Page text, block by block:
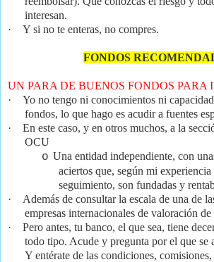
interesan.
·
Y si no te enteras, no compres.
FONDOS
UN PARA DE BUENOS FONDOS PARA
·
Yo no tengo ni conocimientos ni
fondos, lo que hago es acudir a fuentes
·
En este caso, y en otros muchos, a la
OCU
o Una entidad independiente, con
aciertos que, según mi experiencia
seguimiento, son fundadas y
·
Además de consultar la escala de una de
empresas internacionales de valoración
·
Pero antes, tu banco, el que sea, tiene
todo tipo. Acude y pregunta por el que se
Y entérate de las condiciones,